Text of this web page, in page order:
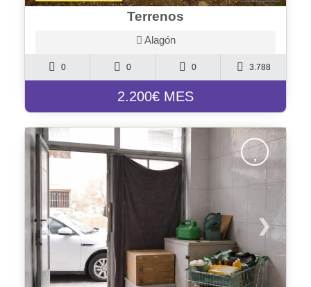
Terrenos
Alagón
0 0 0 3.788
2.200€ MES
❮ ❯